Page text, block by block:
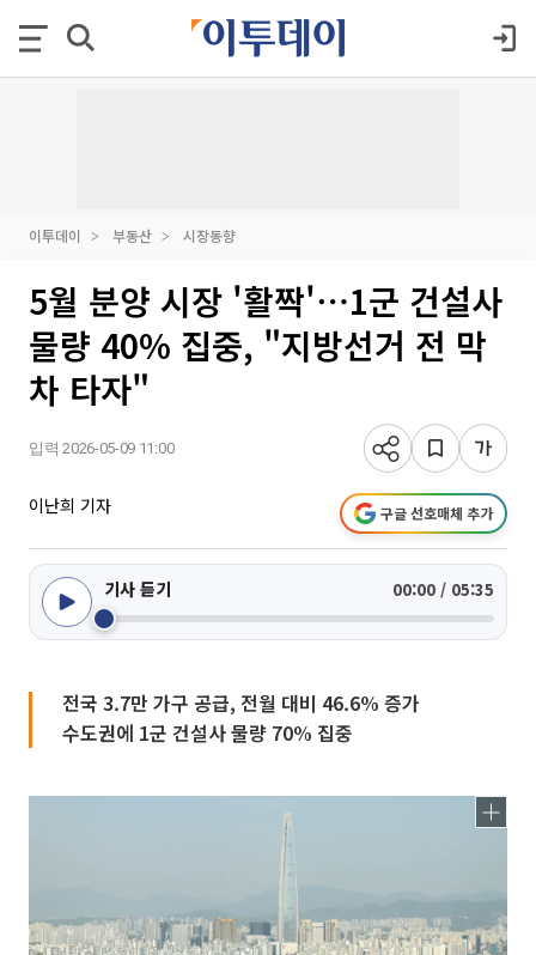
이투데이 부동산 시장동향
5월 분양 시장 '활짝'⋯1군 건설사
물량 40% 집중, "지방선거 전 막
차 타자"
입력 2026-05-09 11:00
이난희 기자 구글 선호매체 추가
기사 듣기 00:00 / 05:35
전국 3.7만 가구 공급, 전월 대비 46.6% 증가
수도권에 1군 건설사 물량 70% 집중